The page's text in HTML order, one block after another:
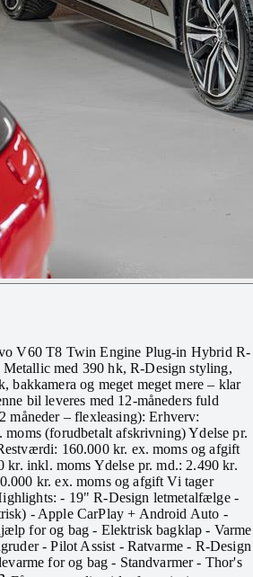
V60 T8 Twin Engine Plug-in Hybrid R-
med 390 hk, R-Design styling,
bakkamera og meget meget mere – klar
bil leveres med 12-måneders fuld
måneder – flexleasing): Erhverv:
(forudbetalt afskrivning) Ydelse pr.
160.000 kr. ex. moms og afgift
kr. inkl. moms Ydelse pr. md.: 2.490 kr.
kr. ex. moms og afgift Vi tager
- 19" R-Design letmetalfælge -
- Apple CarPlay + Android Auto -
for og bag - Elektrisk bagklap - Varme
- Pilot Assist - Ratvarme - R-Design
for og bag - Standvarmer - Thor's